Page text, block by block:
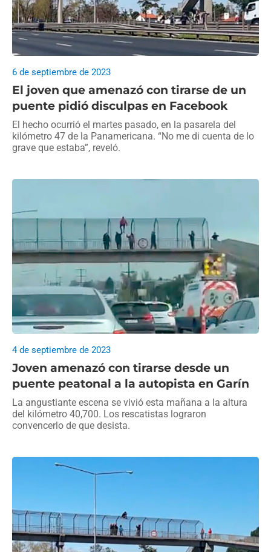
El joven que amenazó con tirarse de un
puente pidió disculpas en Facebook
6 de septiembre de 2023
El hecho ocurrió el martes pasado, en la pasarela del
kilómetro 47 de la Panamericana. “No me di cuenta de lo
grave que estaba”, reveló.
Joven amenazó con tirarse desde un
puente peatonal a la autopista en Garín
4 de septiembre de 2023
La angustiante escena se vivió esta mañana a la altura
del kilómetro 40,700. Los rescatistas lograron
convencerlo de que desista.